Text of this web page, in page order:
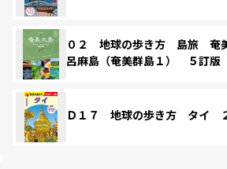
０２ 地球の歩き方 島旅 奄
呂麻島（奄美群島１） ５訂版
Ｄ１７ 地球の歩き方 タイ